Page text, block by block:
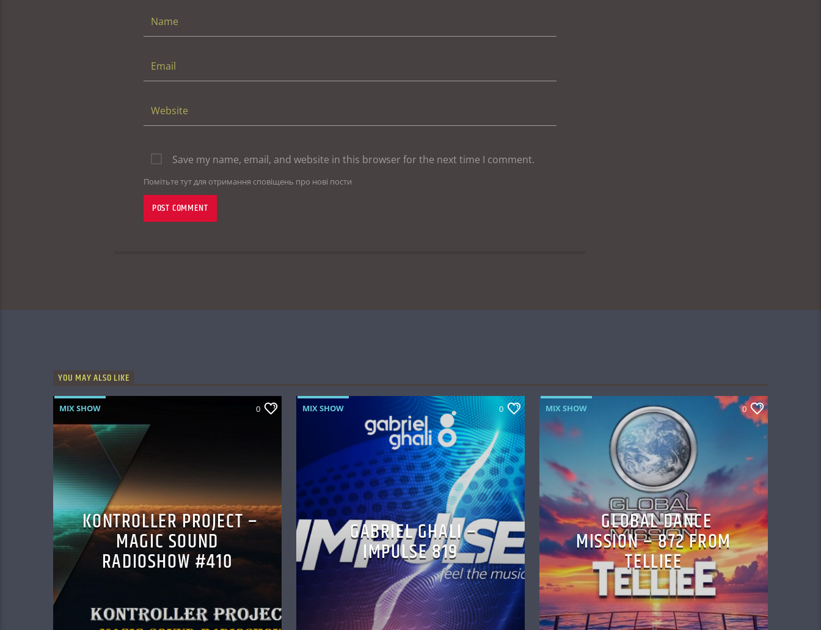
Save my name, email, and website in this browser for the next time I comment.
Помітьте тут для отримання сповіщень про нові пости
YOU MAY ALSO LIKE
MIX SHOW 0
KONTROLLER PROJECT –
MAGIC SOUND
RADIOSHOW #410
MIX SHOW 0
GABRIEL GHALI –
IMPULSE 819
MIX SHOW 0
GLOBAL DANCE
MISSION – 872 FROM
TELLIEE